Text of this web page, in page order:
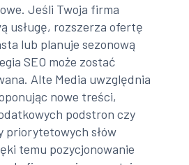
Jeśli Twoja firma
usługę, rozszerza ofertę
lub planuje sezonową
SEO może zostać
Alte Media uwzględnia
nowe treści,
podstron czy
priorytetowych słów
temu pozycjonowanie